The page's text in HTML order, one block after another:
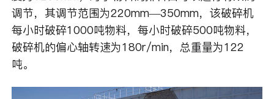
调节，其调节范围为220mm—350mm，该破碎机
每小时破碎1000吨物料，每小时破碎500吨物料，
破碎机的偏心轴转速为180r/min，总重量为122
吨。